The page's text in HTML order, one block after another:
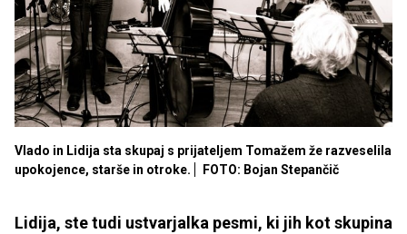
Vlado in Lidija sta skupaj s prijateljem Tomažem že razveselila
upokojence, starše in otroke.
FOTO: Bojan Stepančič
Lidija, ste tudi ustvarjalka pesmi, ki jih kot skupina